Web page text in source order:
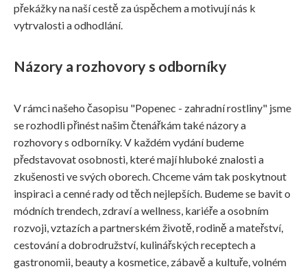
překážky na naší cestě za úspěchem a motivují nás k
vytrvalosti a odhodlání.
Názory a rozhovory s odborníky
V rámci našeho časopisu "Popenec - zahradní rostliny" jsme
se rozhodli přinést našim čtenářkám také názory a
rozhovory s odborníky. V každém vydání budeme
představovat osobnosti, které mají hluboké znalosti a
zkušenosti ve svých oborech. Chceme vám tak poskytnout
inspiraci a cenné rady od těch nejlepších. Budeme se bavit o
módních trendech, zdraví a wellness, kariéře a osobním
rozvoji, vztazích a partnerském životě, rodině a mateřství,
cestování a dobrodružství, kulinářských receptech a
gastronomii, beauty a kosmetice, zábavě a kultuře, volném